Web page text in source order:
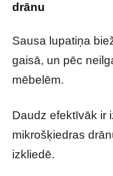
drānu
Sausa lupatiņa
gaisā, un pēc
mēbelēm.
Daudz efektīvāk ir
mikrošķiedras
izkliedē.